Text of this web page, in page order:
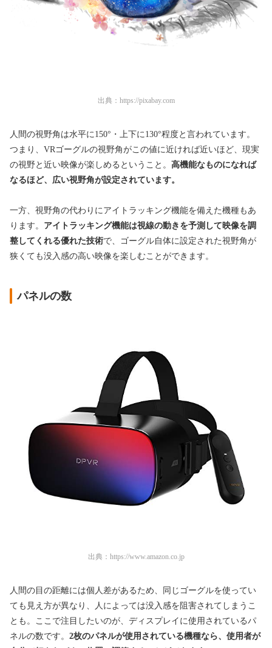
出典： https://pixabay.com
人間の視野角は水平に150°・上下に130°程度と言われています。
つまり、VRゴーグルの視野角がこの値に近ければ近いほど、現実
の視野と近い映像が楽しめるということ。 高機能なものになれば
なるほど、広い視野角が設定されています。
一方、視野角の代わりにアイトラッキング機能を備えた機種もあ
ります。 アイトラッキング機能は視線の動きを予測して映像を調
整してくれる優れた技術で、ゴーグル自体に設定された視野角が
狭くても没入感の高い映像を楽しむことができます。
パネルの数
出典： https://www.amazon.co.jp
人間の目の距離には個人差があるため、同じゴーグルを使ってい
ても見え方が異なり、人によっては没入感を阻害されてしまうこ
とも。ここで注目したいのが、ディスプレイに使用されているパ
ネルの数です。 2枚のパネルが使用されている機種なら、使用者が